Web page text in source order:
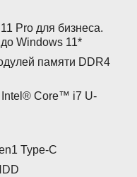
Pro для бизнеса.
Windows 11*
памяти DDR4
Intel® Core™ i7 U-
Type-C